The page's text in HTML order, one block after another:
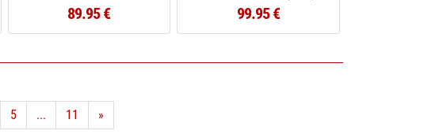
89.95 € 99.95 €
5 ... 11 »